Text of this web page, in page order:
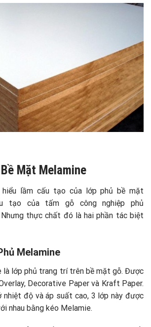
Mặt Melamine
hiểu lầm cấu tạo của lớp phủ bề mặt
tạo của tấm gỗ công nghiệp phủ
thực chất đó là hai phần tác biệt
Melamine
là lớp phủ trang trí trên bề mặt gỗ. Được
Decorative Paper và Kraft Paper.
nhiệt độ và áp suất cao, 3 lớp này được
nhau bằng kéo Melamie.